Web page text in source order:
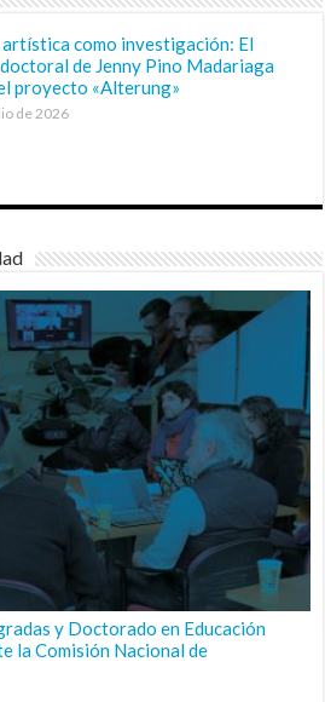
como investigación: El
de Jenny Pino Madariaga
proyecto «Alterung»
de 2026
y Doctorado en Educación
la Comisión Nacional de